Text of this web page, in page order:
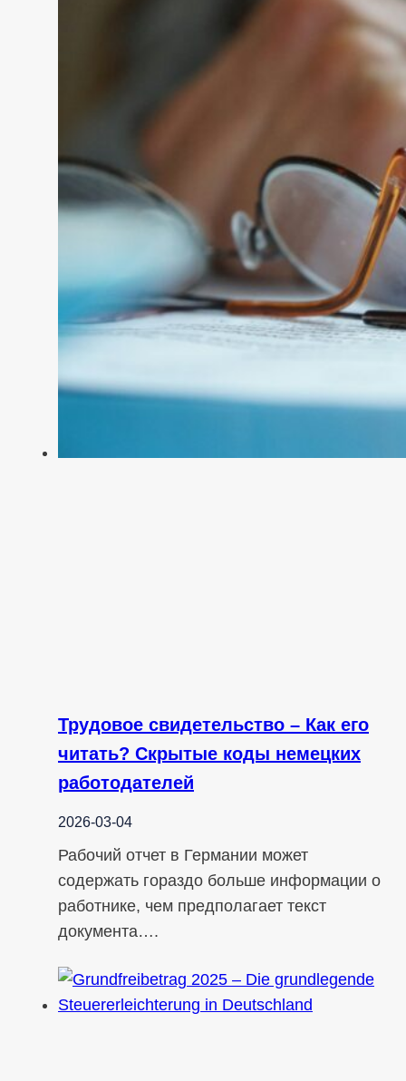
Трудовое свидетельство – Как его
читать? Скрытые коды немецких
работодателей
2026-03-04
Рабочий отчет в Германии может
содержать гораздо больше информации о
работнике, чем предполагает текст
документа….